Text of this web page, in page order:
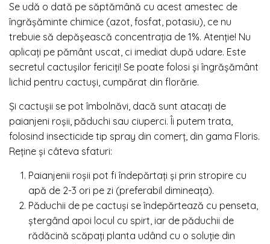
Se udă o dată pe săptămână cu acest amestec de
îngrășăminte chimice (azot, fosfat, potasiu), ce nu
trebuie să depășească concentrația de 1%. Atenție! Nu
aplicați pe pământ uscat, ci imediat după udare. Este
secretul cactușilor fericiți! Se poate folosi și îngrășământ
lichid pentru cactuși, cumpărat din florărie.
Și cactușii se pot îmbolnăvi, dacă sunt atacați de
paianjeni roșii, păduchi sau ciuperci. Îi putem trata,
folosind insecticide tip spray din comerț, din gama Floris.
Reține și câteva sfaturi:
Paianjenii roșii pot fi îndepărtați și prin stropire cu
apă de 2-3 ori pe zi (preferabil dimineața).
Păduchii de pe cactuși se îndepărtează cu penseta,
ștergând apoi locul cu spirt, iar de păduchii de
rădăcină scăpați planta udând cu o soluție din